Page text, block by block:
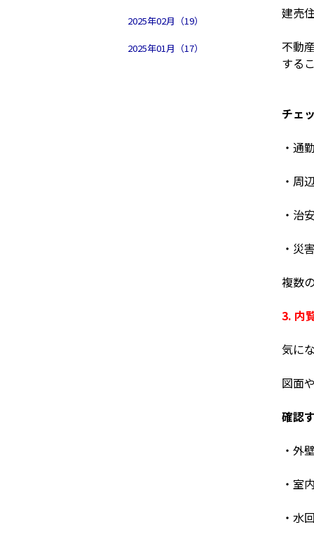
2025年02月（19）
2025年01月（17）
建売
不動
する
チェ
・通
・周
・治
・災
複数
3. 内
気に
図面
確認
・外
・室
・水